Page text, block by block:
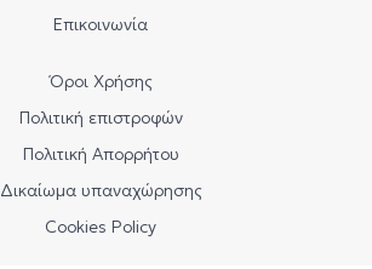
Επικοινωνία
Όροι Χρήσης
Πολιτική επιστροφών
Πολιτική Απορρήτου
Δικαίωμα υπαναχώρησης
Cookies Policy